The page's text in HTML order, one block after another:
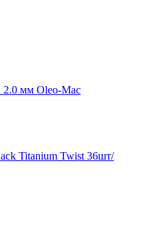
2.0 мм Oleo-Mac